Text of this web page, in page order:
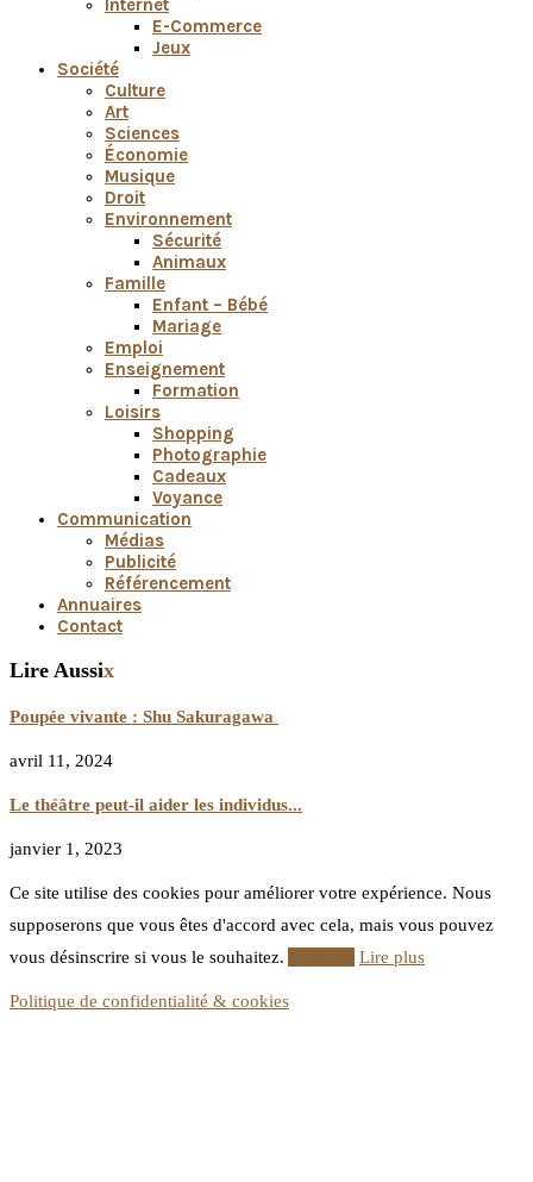
Internet
E-Commerce
Jeux
Société
Culture
Art
Sciences
Économie
Musique
Droit
Environnement
Sécurité
Animaux
Famille
Enfant – Bébé
Mariage
Emploi
Enseignement
Formation
Loisirs
Shopping
Photographie
Cadeaux
Voyance
Communication
Médias
Publicité
Référencement
Annuaires
Contact
Lire Aussix
Poupée vivante : Shu Sakuragawa
avril 11, 2024
Le théâtre peut-il aider les individus...
janvier 1, 2023
Ce site utilise des cookies pour améliorer votre expérience. Nous
supposerons que vous êtes d'accord avec cela, mais vous pouvez
vous désinscrire si vous le souhaitez.
Lire plus
Politique de confidentialité & cookies